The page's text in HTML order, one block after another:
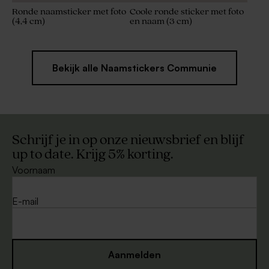
Ronde naamsticker met foto
(4,4 cm)
Coole ronde sticker met foto
en naam (3 cm)
Bekijk alle Naamstickers Communie
Schrijf je in op onze nieuwsbrief en blijf
up to date. Krijg 5% korting.
Voornaam
E-mail
Aanmelden